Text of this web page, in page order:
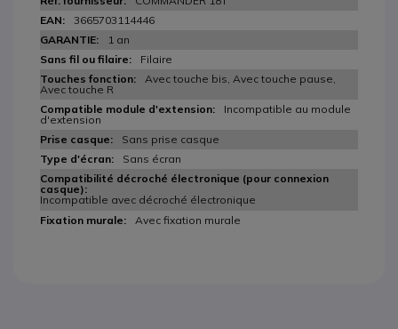
3665703114446
1 an
Filaire
Avec touche bis, Avec touche pause,
Avec touche R
Incompatible au module
d'extension
Sans prise casque
Sans écran
Incompatible avec décroché électronique
Avec fixation murale